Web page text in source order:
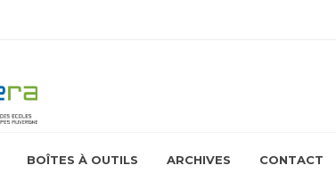
BOÎTES À OUTILS ARCHIVES CONTACT